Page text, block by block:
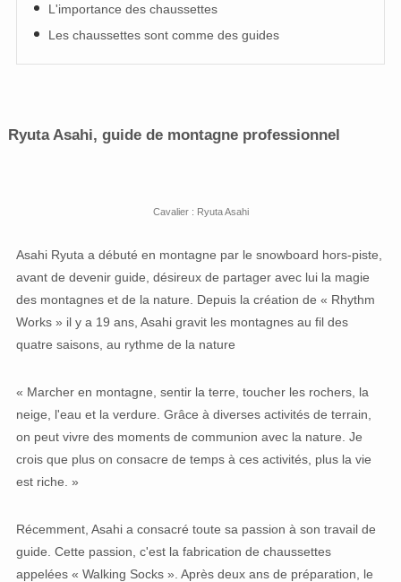
L'importance des chaussettes
Les chaussettes sont comme des guides
Ryuta Asahi, guide de montagne professionnel
Cavalier : Ryuta Asahi
Asahi Ryuta a débuté en montagne par le snowboard hors-piste,
avant de devenir guide, désireux de partager avec lui la magie
des montagnes et de la nature. Depuis la création de « Rhythm
Works » il y a 19 ans, Asahi gravit les montagnes au fil des
quatre saisons, au rythme de la nature
« Marcher en montagne, sentir la terre, toucher les rochers, la
neige, l'eau et la verdure. Grâce à diverses activités de terrain,
on peut vivre des moments de communion avec la nature. Je
crois que plus on consacre de temps à ces activités, plus la vie
est riche. »
Récemment, Asahi a consacré toute sa passion à son travail de
guide. Cette passion, c'est la fabrication de chaussettes
appelées « Walking Socks ». Après deux ans de préparation, le